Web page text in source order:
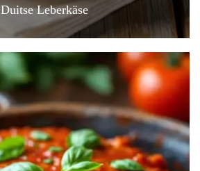
Duitse Leberkäse